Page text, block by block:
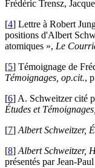
Frédéric Trensz,
[4] Lettre à Robert
positions d'Albert
atomiques », Le
[5] Témoignage de
Témoignages, op.cit.,
[6] A. Schweitzer cité
Études et
[7] Albert Schweitzer,
[8] Albert Schweitzer,
présentés par Jean-